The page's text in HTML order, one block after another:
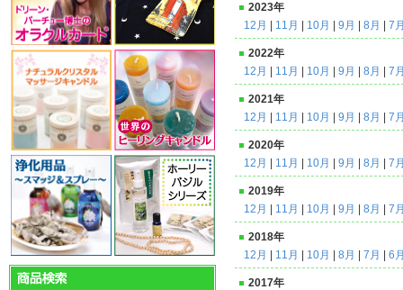
2023年
12月
11月 10月 9月 8月 7
2022年
12月
11月 10月 9月 8月 7
2021年
12月
11月 10月 9月 8月 7
2020年
12月
11月 10月 9月 8月 7
2019年
12月
11月 10月 9月 8月 7
2018年
12月
11月 10月 8月 7月 6
2017年